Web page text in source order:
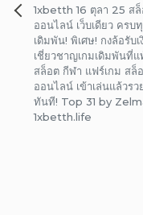
แนะแนว
เรื่อง
1xbetth 16 ตุลา 25 ส
ออนไลน์ เว็บเดียว ครบ
เดิมพัน! พิเศษ! กงล้อรับ
เชี่ยวชาญเกมเดิมพันที่แ
สล็อต กีฬา แฟร์เกม สล็
ออนไลน์ เข้าเล่นแล้วรว
ทันที! Top 31 by
1xbetth.life